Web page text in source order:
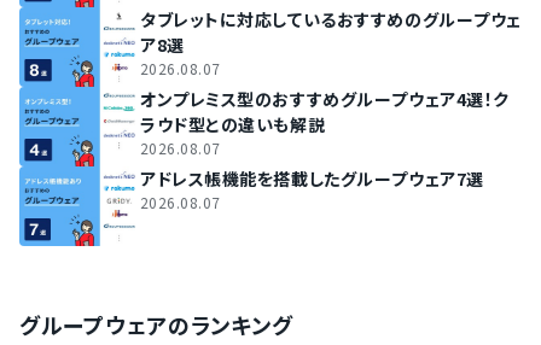
タブレットに対応しているおすすめのグループウェ
ア8選
2026.08.07
オンプレミス型のおすすめグループウェア4選！ク
ラウド型との違いも解説
2026.08.07
アドレス帳機能を搭載したグループウェア7選
2026.08.07
グループウェアのランキング